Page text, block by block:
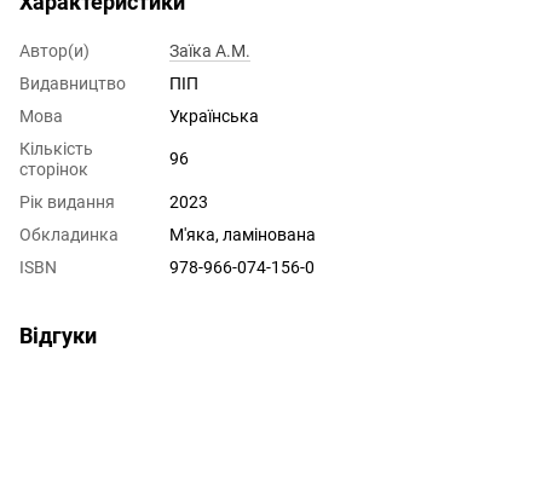
Автор(и)
Заїка А.М.
Видавництво
ПІП
Мова
Українська
Кількість
сторінок
96
Рік видання
2023
Обкладинка
М'яка, ламінована
ISBN
978-966-074-156-0
Відгуки